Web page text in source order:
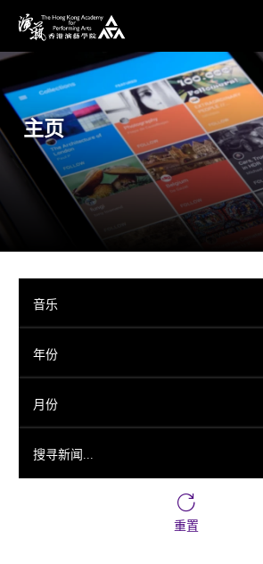
香港演艺学院
主页
音乐
年份
月份
重置